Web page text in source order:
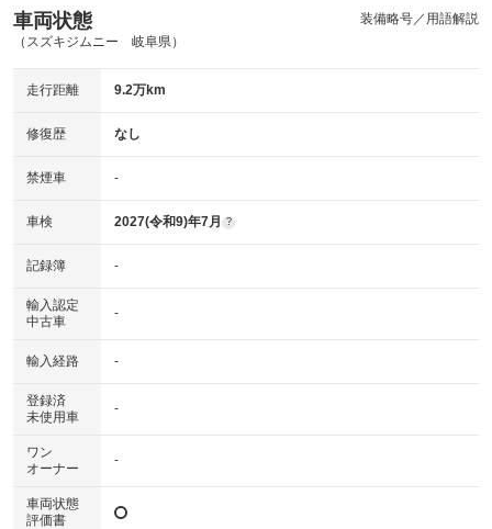
車両状態
（スズキジムニー 岐阜県）
装備略号／用語解説
走行距離 9.2万km
修復歴 なし
禁煙車 -
車検 2027(令和9)年7月 ?
記録簿 -
輸入認定
中古車
-
輸入経路 -
登録済
未使用車
-
ワン
オーナー
-
車両状態
評価書